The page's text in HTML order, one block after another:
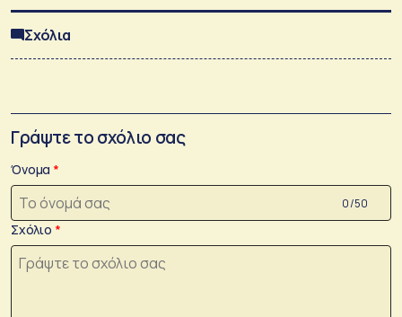
Σχόλια
Γράψτε το σχόλιο σας
Όνομα
0 /50
Σχόλιο